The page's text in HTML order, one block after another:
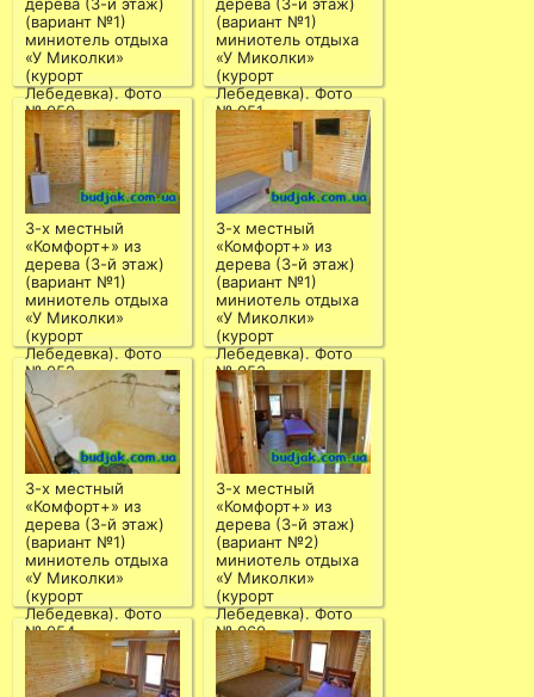
(вариант №1)
миниотель отдыха
«У Миколки»
(курорт
Лебедевка). Фото
№ 050
(вариант №1)
миниотель отдыха
«У Миколки»
(курорт
Лебедевка). Фото
№ 051
3-х местный
«Комфорт+» из
дерева (3-й этаж)
(вариант №1)
миниотель отдыха
«У Миколки»
(курорт
Лебедевка). Фото
№ 052
3-х местный
«Комфорт+» из
дерева (3-й этаж)
(вариант №1)
миниотель отдыха
«У Миколки»
(курорт
Лебедевка). Фото
№ 053
3-х местный
«Комфорт+» из
дерева (3-й этаж)
(вариант №1)
миниотель отдыха
«У Миколки»
(курорт
Лебедевка). Фото
№ 054
3-х местный
«Комфорт+» из
дерева (3-й этаж)
(вариант №2)
миниотель отдыха
«У Миколки»
(курорт
Лебедевка). Фото
№ 060